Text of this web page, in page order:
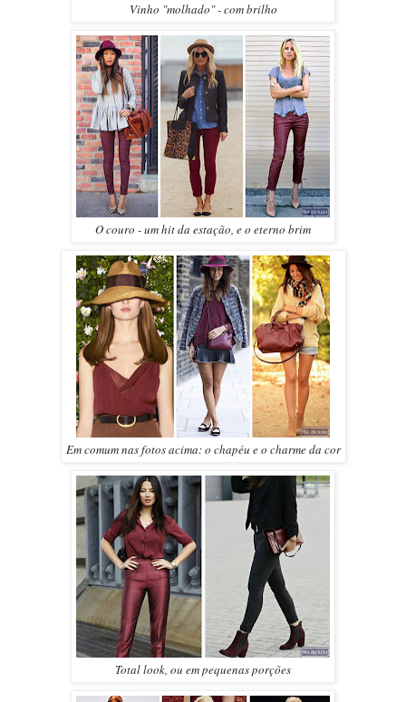
Vinho "molhado" - com brilho
O couro - um hit da estação, e o eterno brim
Em comum nas fotos acima: o chapéu e o charme da cor
Total look, ou em pequenas porções